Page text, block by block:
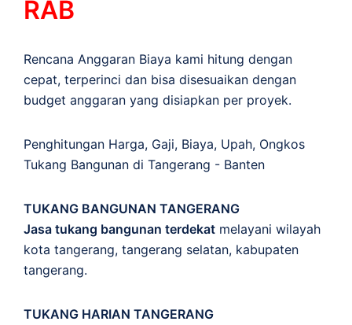
RAB
Rencana Anggaran Biaya kami hitung dengan
cepat, terperinci dan bisa disesuaikan dengan
budget anggaran yang disiapkan per proyek.
Penghitungan Harga, Gaji, Biaya, Upah, Ongkos
Tukang Bangunan di Tangerang - Banten
TUKANG BANGUNAN TANGERANG
Jasa tukang bangunan terdekat melayani wilayah
kota tangerang, tangerang selatan, kabupaten
tangerang.
TUKANG HARIAN TANGERANG